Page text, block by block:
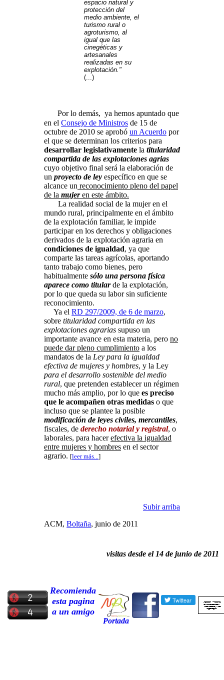
espacio natural y
protección del
medio ambiente, el
turismo rural o
agroturismo, al
igual que las
cinegéticas y
artesanales
realizadas en su
explotación."
(...)
Por lo demás, ya hemos apuntado que
en el Consejo de Ministros de 15 de
octubre de 2010 se aprobó un Acuerdo por
el que se determinan los criterios para
desarrollar legislativamente la titularidad
compartida de las explotaciones agrias
cuyo objetivo final será la elaboración de
un proyecto de ley específico en que se
alcance un reconocimiento pleno del papel
de la mujeren este ámbito.
La realidad social de la mujer en el
mundo rural, principalmente en el ámbito
de la explotación familiar, le impide
participar en los derechos y obligaciones
derivados de la explotación agraria en
condiciones de igualdad, ya que
comparte las tareas agrícolas, aportando
tanto trabajo como bienes, pero
habitualmente sólo una persona física
aparece como titularde la explotación,
por lo que queda su labor sin suficiente
reconocimiento.
Ya el RD 297/2009, de 6 de marzo,
sobre titularidad compartida en las
explotaciones agrarias supuso un
importante avance en esta materia, pero no
puede dar pleno cumplimiento a los
mandatos de la Ley para la igualdad
efectiva de mujeres y hombres, y la Ley
para el desarrollo sostenible del medio
rural, que pretenden establecer un régimen
mucho más amplio, por lo que es preciso
que le acompañen otras medidas o que
incluso que se plantee la posible
modificación de leyes civiles, mercantiles,
fiscales, de derecho notarial y registral, o
laborales, para hacerefectiva la igualdad
entre mujeres y hombres en el sector
agrario. [leer más...]
Subir arriba
ACM, Boltaña, junio de 2011
visitas desde el 14 de junio de 2011
Recomienda
esta pagina
a un amigo
Portada